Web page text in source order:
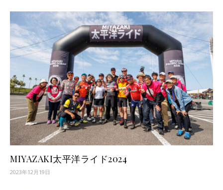
MIYAZAKI太平洋ライド2024
2023年12月19日